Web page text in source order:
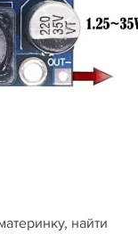
найти